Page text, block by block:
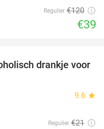
Regulier €120
€39
52%
drankje voor
9.6 star
Regulier €21